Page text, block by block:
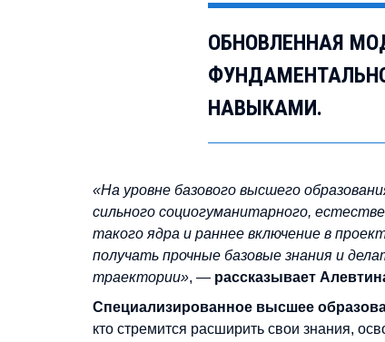
ОБНОВЛЕННАЯ
НАВЫКАМИ.
«На уровне базового высшего
сильного социогуманитарного,
такого ядра и раннее включение в
получать прочные базовые знания и
траектории», — рассказывает
Специализированное высшее
кто стремится расширить свои знания,